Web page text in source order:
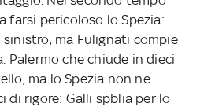
farsi pericoloso lo Spezia:
ma Fulignati compie
Palermo che chiude in dieci
ma lo Spezia non ne
di rigore: Galli spblia per lo